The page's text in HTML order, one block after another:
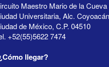
Maestro Mario de la
Universitaria, Alc. Coyoacán
de México, C.P. 04510
+52(55)5622 7474
llegar?